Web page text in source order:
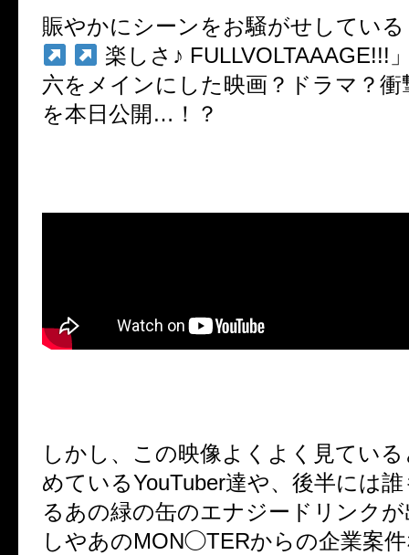
賑やかにシーンをお騒がせしている
楽しさ ♪ FULLVOLTAAAGE!!!
六をメインにした映画？ドラマ？衝
を本日公開…！？
しかし、この映像よくよく見てい
めているYouTuber達や、後半には
るあの緑の缶のエナジードリンク
しやあのMON◯TERからの企業案